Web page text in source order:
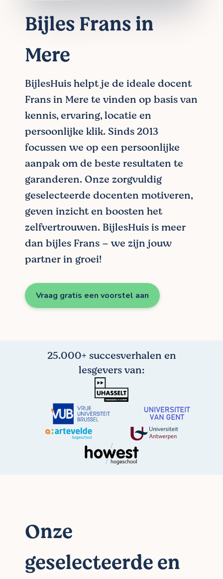
Bijles Frans in
Mere
BijlesHuis helpt je de ideale docent
Frans in Mere te vinden op basis van
kennis, ervaring, locatie en
persoonlijke klik. Sinds 2013
focussen we op een persoonlijke
aanpak om de beste resultaten te
garanderen. Onze zorgvuldig
geselecteerde docenten motiveren,
geven inzicht en boosten het
zelfvertrouwen. BijlesHuis is meer
dan bijles Frans – we zijn jouw
partner in groei!
Vraag gratis een voorstel aan
25.000+ succesverhalen en
lesgevers van:
Onze
geselecteerde en